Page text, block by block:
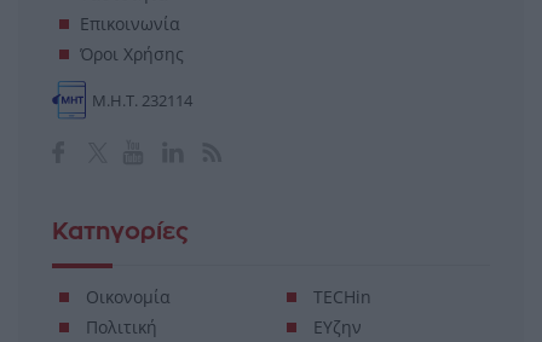
Ταυτότητα
Επικοινωνία
Όροι Χρήσης
Κατηγορίες
Οικονομία
TECHin